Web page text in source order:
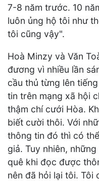
7-8 năm trước. 10
luôn ủng hộ tôi như
tôi cũng vậy".
Hoà Minzy và Văn
đương vì nhiều lần
cầu thủ từng lên
tin trên mạng xã hội
thậm chí cưới Hòa.
biết cười thôi. Với
thông tin đó thì có
giả. Tuy nhiên,
quê khi đọc được
nên đã hỏi lại tôi. Tôi